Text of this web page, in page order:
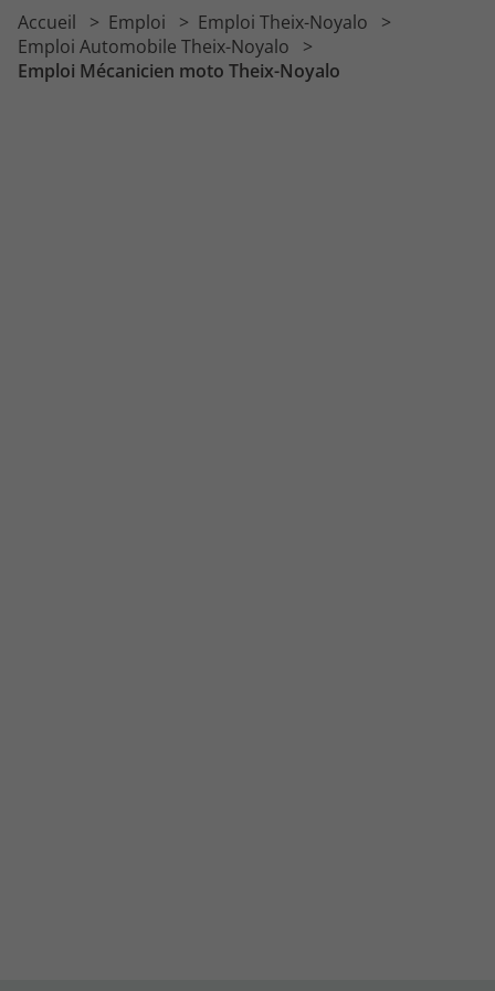
Emploi Préparateur automobile
Accueil Emploi
Emploi Theix-Noyalo
Emploi Automobile Theix-Noyalo
Emploi Mécanicien moto Theix-Noyalo